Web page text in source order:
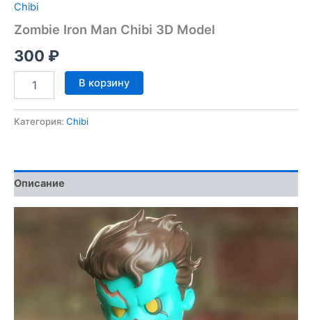
Chibi
Zombie Iron Man Chibi 3D Model
300 ₽
Количество
товара
Iron
Model
В корзину
Категория: Chibi
Описание